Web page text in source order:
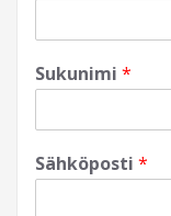
Sukunimi *
Sähköposti *